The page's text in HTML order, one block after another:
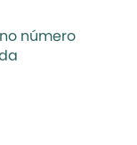
número